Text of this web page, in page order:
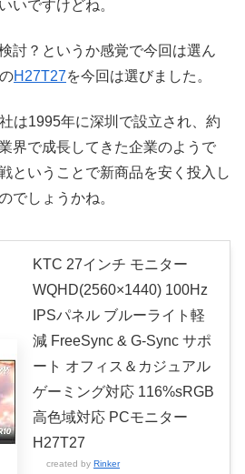
いですけどね。
討？というか感覚で今回は選ん
H27T27を今回は選びました。
は1995年に深圳で設立され、約
界で成長してきた企業のようで
ということで新商品を安く投入し
でしょうかね。
KTC 27インチ モニター
WQHD(2560×1440) 100Hz
IPSパネル ブルーライト軽
減 FreeSync & G-Sync サポ
ート オフィス＆カジュアル
ゲーミング対応 116%sRGB
高色域対応 PCモニター
H27T27
created by Rinker